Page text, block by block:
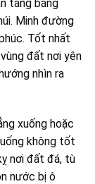
táng bằng
Minh đường
Tốt nhất
đất nơi yên
nhìn ra
xuống hoặc
không tốt
nơi đất đá, tù
nước bị ô